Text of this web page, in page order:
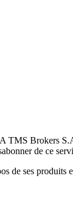
TMS Brokers
de ce
ses produits